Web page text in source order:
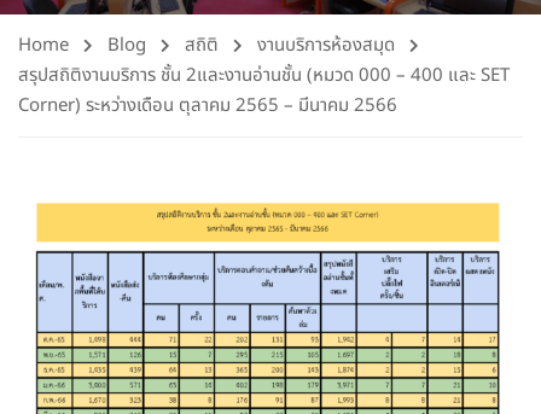
Home Blog สถิติ
งานบริการห้องสมุด
สรุปสถิติงานบริการ ชั้น 2และงานอ่านชั้น (หมวด 000 – 400 และ SET
Corner) ระหว่างเดือน ตุลาคม 2565 – มีนาคม 2566